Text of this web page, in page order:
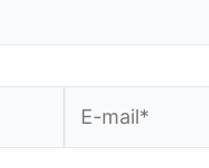
mail*